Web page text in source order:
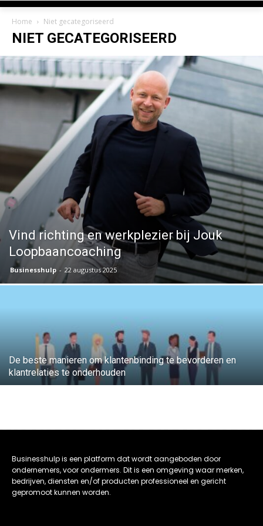
Home Niet gecategoriseerd
NIET GECATEGORISEERD
Vind richting en werkplezier bij Jouk
Loopbaancoaching
Businesshulp - 22 augustus 2025
De beste manieren om klantenbinding te bevorderen en
klantrelaties te onderhouden
Businesshulp is een platform dat wordt aangeboden door
ondernemers, voor ondermers. Dit is een omgeving waar merken,
bedrijven, diensten en/of producten professioneel en gericht
gepromoot kunnen worden.